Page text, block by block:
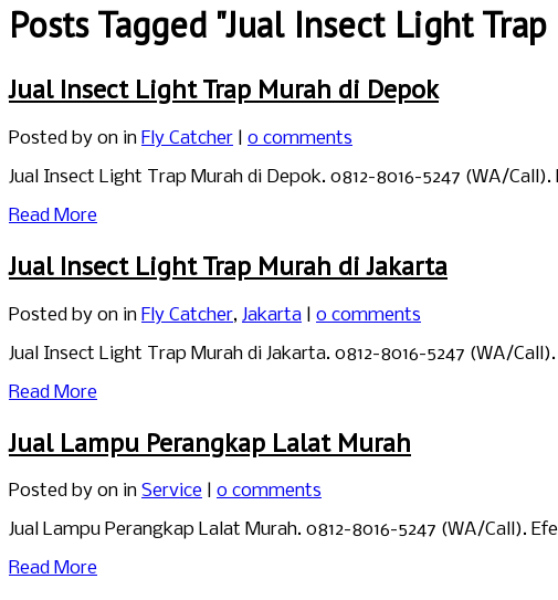
Posts Tagged "Jual Insect Light
Jual Insect Light Trap Murah di Depok
Posted by on in Fly Catcher
0 comments
Jual Insect Light Trap Murah di Depok. 0812-8016-5247 (WA/Call).
Read More
Jual Insect Light Trap Murah di Jakarta
Posted by on in Fly Catcher, Jakarta
0 comments
Jual Insect Light Trap Murah di Jakarta. 0812-8016-5247 (WA/
Read More
Jual Lampu Perangkap Lalat Murah
Posted by on in Service
0 comments
Jual Lampu Perangkap Lalat Murah. 0812-8016-5247 (WA/Call).
Read More